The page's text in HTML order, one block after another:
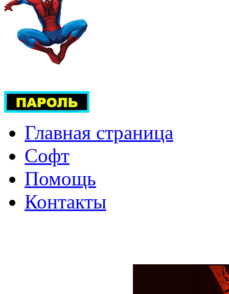
Главная страница
Софт
Помощь
Контакты